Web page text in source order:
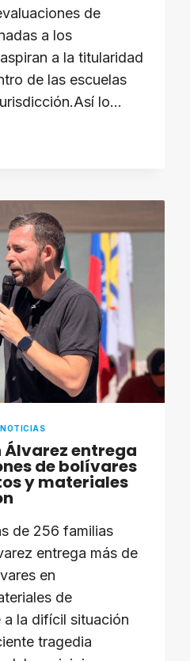
de
a los
a la titularidad
de las escuelas
lo…
NOTICIAS
Álvarez entrega
de bolívares
y materiales
de 256 familias
entrega más de
en
de
la difícil situación
tragedia